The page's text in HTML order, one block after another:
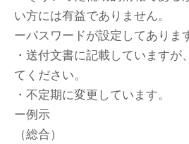
い方には有益でありません。
ーパスワードが設定してありま
・送付文書に記載しています
てください。
・不定期に変更しています。
ー例示
（総合）